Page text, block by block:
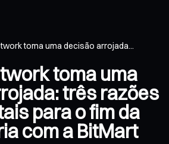
toma uma decisão arrojada...
toma uma
três razões
para o fim da
com a BitMart